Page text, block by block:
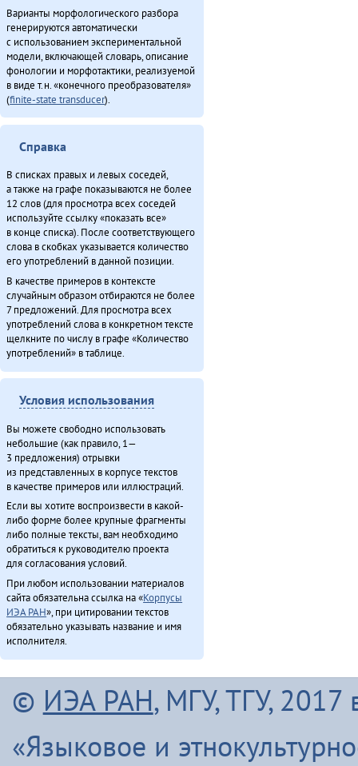
Гарпарикан-мата (1980)
Губернаторвун «севергар» статустулин (2013)
Гулэды ханӈук (2013)
Дуннэ баилин. «Бугава дэсутвэт» (2013)
Дюр Ганалчил (2011)
Дялит: автоматизация униеду (2013)
Законодательнай собранияду Анатолий Амосов: «Бэлэды
балдыдяӈал» (2013)
Картус (2011)
Киӈгит (2012)
Конкурс «Мэнӈи турэн» (2013)
Куюмбаӈи нонопты таткит-дюн (2013)
Международнай тэгэл турэрдун тыргани (2013)
«Мучун» – Омакта аннгани [1] (2013)
«Мучун» – Омакта анӈани [2] (2013)
Мэнӈи хаван (2013)
Мэӈрундя-мата (1981)
Неӈнери Этэечимни тырганин (2013)
Олдонындя-акияндя, тадук Нюӈурдок Уняптукэннюн (1980)
Омакта министерство хаван (2013)
Омо̄сов-брудя̄га (2012)
О̄н бэе дӯндэ хэргидэ̄лэ̄н бурурэн (2011)
О̄н бэе Киӈгиттӯ аӣса̄н (2011)
О̄н бэе хэргӯлэ̄ дӯндэлэ̄ ӣстан (2011)
Онё̄вувча̄л Библия Улгӯрилин (2011)
О̄н мундука̄н хэдюнин ка̄хика о̄дан (2012)
Он умнэ булэсэл урилэндула эмэрэ (2010)
Ороды этэекитту бэлэн (2013)
«Орорво иргичимнил» Китайду (2013)
Севергарду хэгды документ (2013)
Севергар икэрдули (2013)
Северӈи тэгэды гукчанкит историян (2013)
Секция этнокультурнай алагувундули (2013)
Сиктэнэй (1988)
Со бэе Эринындя-мата (1981)
Сулугды (2011)
Таткитва эмэндын (2013)
Варианты морфологического разбора
генерируются автоматически
с использованием экспериментальной
модели, включающей словарь, описание
фонологии и морфотактики, реализуемой
в виде т.н. «конечного преобразователя»
(finite-state transducer).
Справка
В списках правых и левых соседей,
а также на графе показываются не более
12 слов (для просмотра всех соседей
используйте ссылку «показать все»
в конце списка). После соответствующего
слова в скобках указывается количество
его употреблений в данной позиции.
В качестве примеров в контексте
случайным образом отбираются не более
7 предложений. Для просмотра всех
употреблений слова в конкретном тексте
щелкните по числу в графе «Количество
употреблений» в таблице.
Условия использования
Вы можете свободно использовать
небольшие (как правило, 1—
3 предложения) отрывки
из представленных в корпусе текстов
в качестве примеров или иллюстраций.
Если вы хотите воспроизвести в какой-
либо форме более крупные фрагменты
либо полные тексты, вам необходимо
обратиться к руководителю проекта
для согласования условий.
При любом использовании материалов
сайта обязательна ссылка на «Корпусы
ИЭА РАН», при цитировании текстов
обязательно указывать название и имя
исполнителя.
© ИЭА РАН, МГУ, ТГУ, 2017
«Языковое и